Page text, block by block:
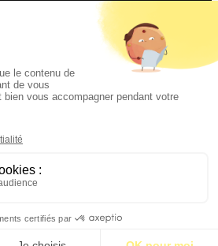
theme. It’s powerful, beautifully
you need to engage your visitors and